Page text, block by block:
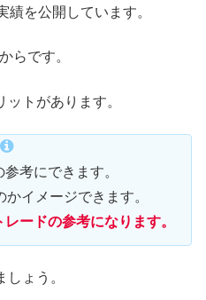
績を公開しています。
らです。
トがあります。
考にできます。
イメージできます。
ードの参考になります。
ょう。